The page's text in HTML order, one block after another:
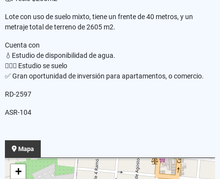
Lote con uso de suelo mixto, tiene un frente de 40 metros, y un
metraje total de terreno de 2605 m2.
Cuenta con
💧Estudio de disponibilidad de agua.
👷🏼‍♀ Estudio se suelo
✅ Gran oportunidad de inversión para apartamentos, o comercio.
RD-2597
ASR-104
Mapa
+